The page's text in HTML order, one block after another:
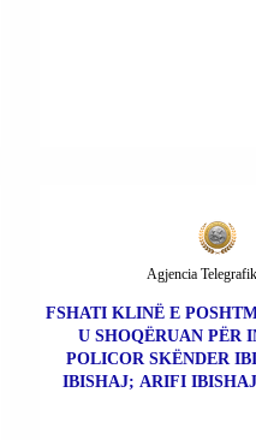
FSHATI KLINË E
U SHOQËRUAN PËR
POLICOR SKËNDER
IBISHAJ; ARIFI
Agjencia